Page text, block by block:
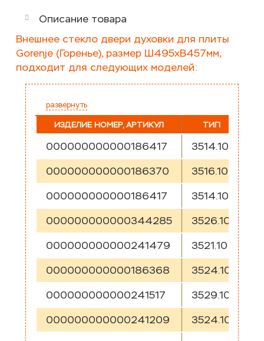
Описание товара
Внешнее стекло двери духовки для плиты
Gorenje (Горенье), размер Ш495хВ457мм,
подходит для следующих моделей:
развернуть
ИЗДЕЛИЕ НОМЕР, АРТИКУЛ ТИП
000000000000186417 3514.10
000000000000186370
3516.10
000000000000186417
3514.10
000000000000344285
3526.10
000000000000241479
3521.10
000000000000186368
3524.10
000000000000241517
3529.10
000000000000241209
3524.10